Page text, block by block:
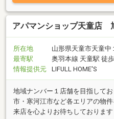
アパマンショップ天童店
所在地
山形県天童市天童中
最寄駅
奥羽本線 天童駅 徒
情報提供元
LIFULL HOME'S
地域ナンバー１店舗を目指して
市・寒河江市など各エリアの物
来店を心よりお待ちしております